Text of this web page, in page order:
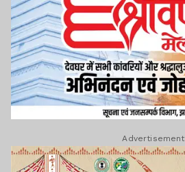
Advertisement